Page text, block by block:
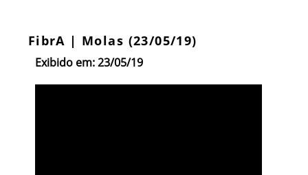
FibrA | Molas (23/05/19)
Exibido em: 23/05/19